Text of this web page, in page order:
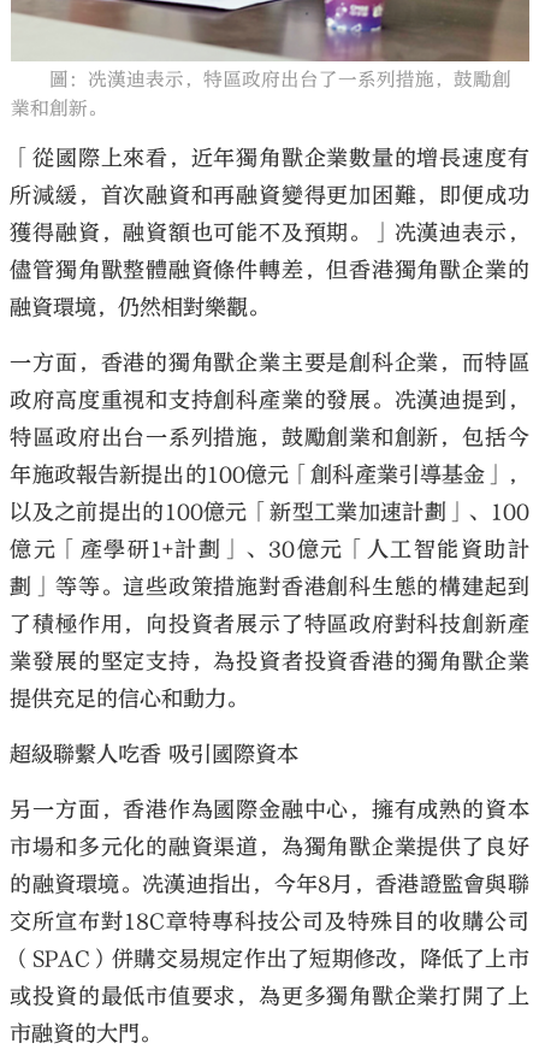
圖：冼漢迪表示，特區政府出台了一系列措施，鼓勵創
業和創新。
「從國際上來看，近年獨角獸企業數量的增長速度有
所減緩，首次融資和再融資變得更加困難，即便成功
獲得融資，融資額也可能不及預期。」冼漢迪表示，
儘管獨角獸整體融資條件轉差，但香港獨角獸企業的
融資環境，仍然相對樂觀。
一方面，香港的獨角獸企業主要是創科企業，而特區
政府高度重視和支持創科產業的發展。冼漢迪提到，
特區政府出台一系列措施，鼓勵創業和創新，包括今
年施政報告新提出的100億元「創科產業引導基金」，
以及之前提出的100億元「新型工業加速計劃」、100
億元「產學研1+計劃」、30億元「人工智能資助計
劃」等等。這些政策措施對香港創科生態的構建起到
了積極作用，向投資者展示了特區政府對科技創新產
業發展的堅定支持，為投資者投資香港的獨角獸企業
提供充足的信心和動力。
超級聯繫人吃香 吸引國際資本
另一方面，香港作為國際金融中心，擁有成熟的資本
市場和多元化的融資渠道，為獨角獸企業提供了良好
的融資環境。冼漢迪指出，今年8月，香港證監會與聯
交所宣布對18C章特專科技公司及特殊目的收購公司
（SPAC）併購交易規定作出了短期修改，降低了上市
或投資的最低市值要求，為更多獨角獸企業打開了上
市融資的大門。